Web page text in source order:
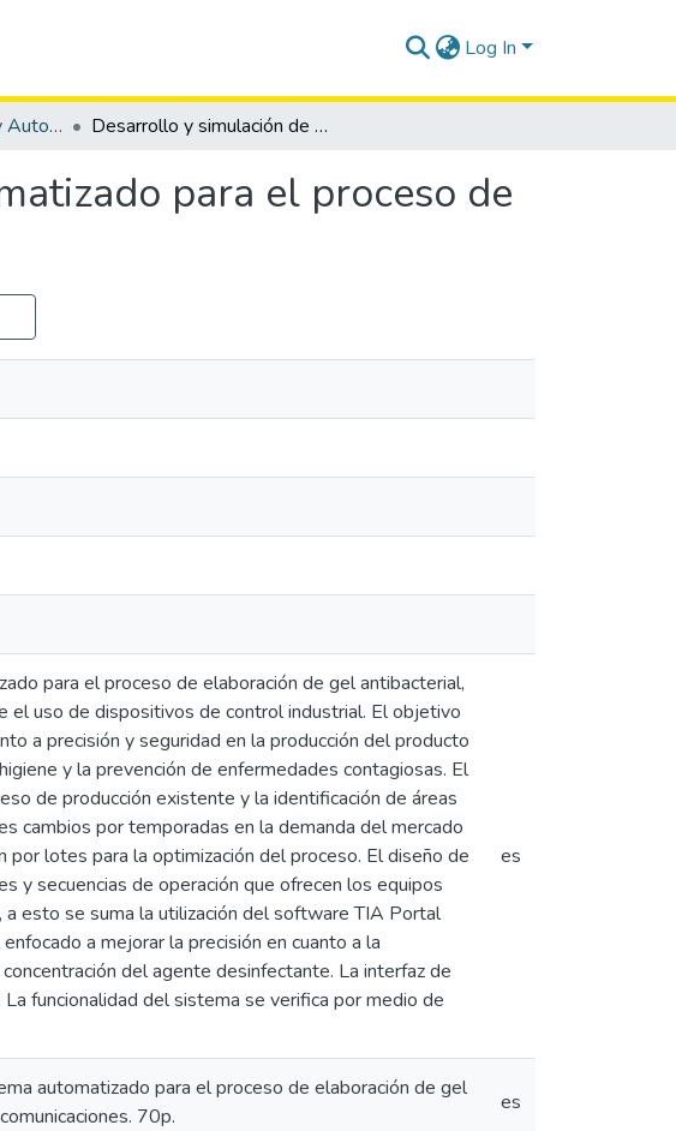
Log In
Tesis de Electrónica y Automatización Desarrollo y simulación de un sistema automatizado para el proceso de elaboración de gel antibacterial
para el proceso de
para el proceso de elaboración de gel antibacterial,
el uso de dispositivos de control industrial. El objetivo
a precisión y seguridad en la producción del producto
y la prevención de enfermedades contagiosas. El
de producción existente y la identificación de áreas
cambios por temporadas en la demanda del mercado
lotes para la optimización del proceso. El diseño de
y secuencias de operación que ofrecen los equipos
esto se suma la utilización del software TIA Portal
a mejorar la precisión en cuanto a la
del agente desinfectante. La interfaz de
funcionalidad del sistema se verifica por medio de
es
automatizado para el proceso de elaboración de gel
70p.
es